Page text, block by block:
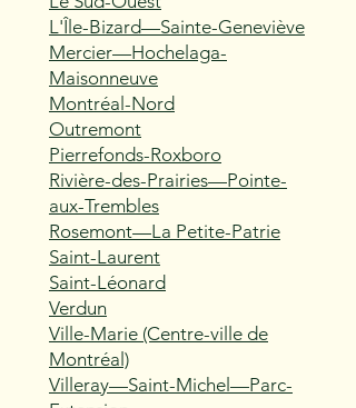
L'Île-Bizard—Sainte-Geneviève
Mercier—Hochelaga-
Maisonneuve
Montréal-Nord
Outremont
Pierrefonds-Roxboro
Rivière-des-Prairies—Pointe-
aux-Trembles
Rosemont—La Petite-Patrie
Saint-Laurent
Saint-Léonard
Verdun
Ville-Marie (Centre-ville de
Montréal)
Villeray—Saint-Michel—Parc-